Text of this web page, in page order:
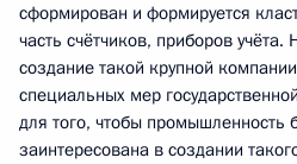
сформирован и формируется
часть счётчиков, приборов
создание такой крупной
специальных мер
для того, чтобы промышленность
заинтересована в создании